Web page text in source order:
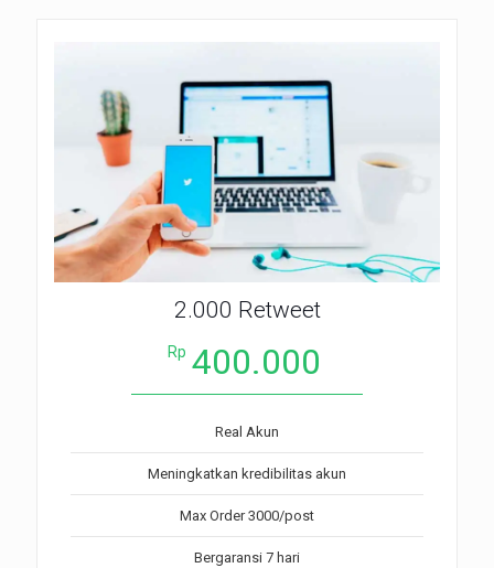
2.000 Retweet
Rp 400.000
Real Akun
Meningkatkan kredibilitas akun
Max Order 3000/post
Bergaransi 7 hari